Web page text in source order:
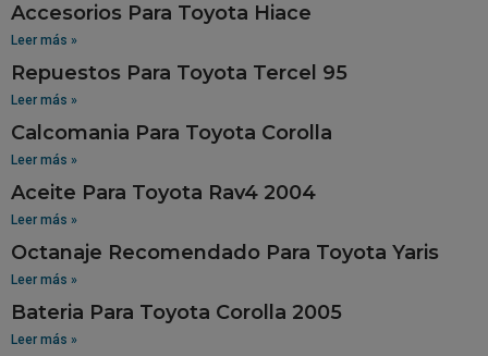
Accesorios Para Toyota Hiace
Leer más »
Repuestos Para Toyota Tercel 95
Leer más »
Calcomania Para Toyota Corolla
Leer más »
Aceite Para Toyota Rav4 2004
Leer más »
Octanaje Recomendado Para Toyota Yaris
Leer más »
Bateria Para Toyota Corolla 2005
Leer más »